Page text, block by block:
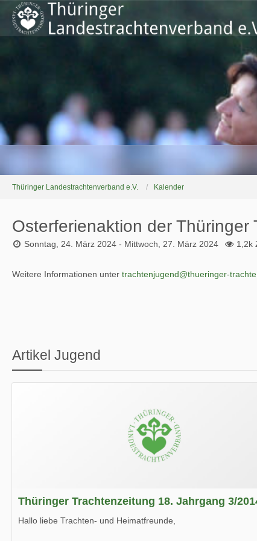
Thüringer Landestrachtenverband e.V. Kalender
Osterferienaktion der Thüringer
Sonntag, 24. März 2024 - Mittwoch, 27. März 2024 1,2k
Weitere Informationen unter trachtenjugend@thueringer-
Artikel Jugend
Thüringer Trachtenzeitung 18. Jahrgang 3/
Hallo liebe Trachten- und Heimatfreunde,